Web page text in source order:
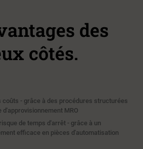
des
côtés.
coûts - grâce à des procédures structurées
d'approvisionnement MRO
de temps d'arrêt - grâce à un
efficace en pièces d'automatisation